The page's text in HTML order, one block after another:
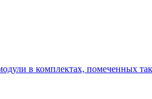
в комплектах, помеченных